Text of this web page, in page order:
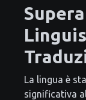
La lingua è
significativa